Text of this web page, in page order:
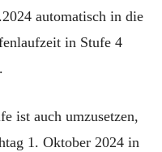
automatisch in die
in Stufe 4
ist auch umzusetzen,
1. Oktober 2024 in